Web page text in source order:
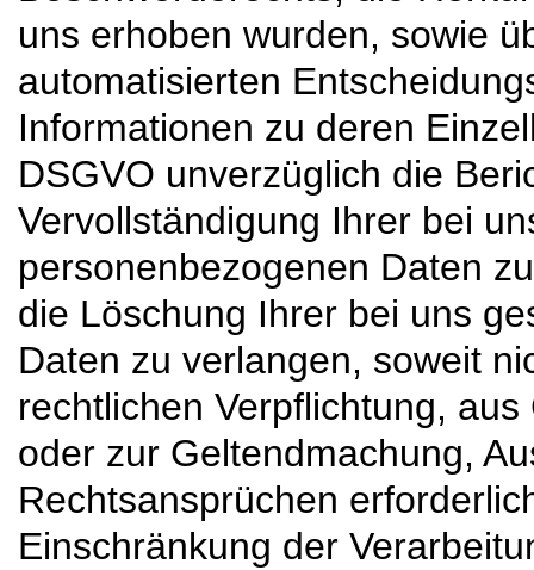
uns erhoben wurden, sowie
automatisierten
Informationen zu deren
DSGVO unverzüglich die
Vervollständigung Ihrer bei
personenbezogenen Daten
die Löschung Ihrer bei uns
Daten zu verlangen, soweit
rechtlichen Verpflichtung,
oder zur Geltendmachung,
Rechtsansprüchen
Einschränkung der